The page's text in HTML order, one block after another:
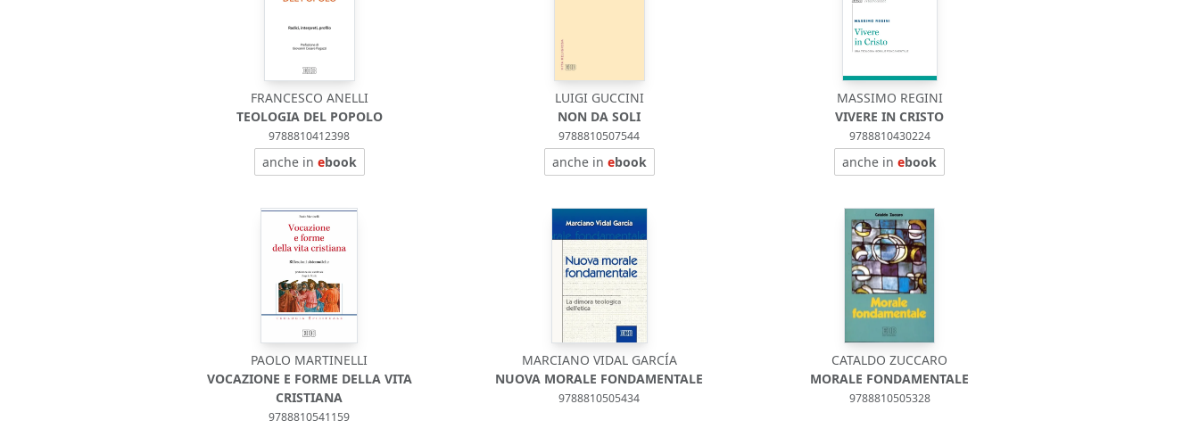
FRANCESCO ANELLI
TEOLOGIA DEL POPOLO
9788810412398
anche in ebook
LUIGI GUCCINI
NON DA SOLI
9788810507544
anche in ebook
MASSIMO REGINI
VIVERE IN CRISTO
9788810430224
anche inebook
PAOLO MARTINELLI
VOCAZIONE E FORME DELLA VITA
CRISTIANA
9788810541159
MARCIANO VIDAL GARCÍA
NUOVA MORALE FONDAMENTALE
9788810505434
CATALDO ZUCCARO
MORALE FONDAMENTALE
9788810505328